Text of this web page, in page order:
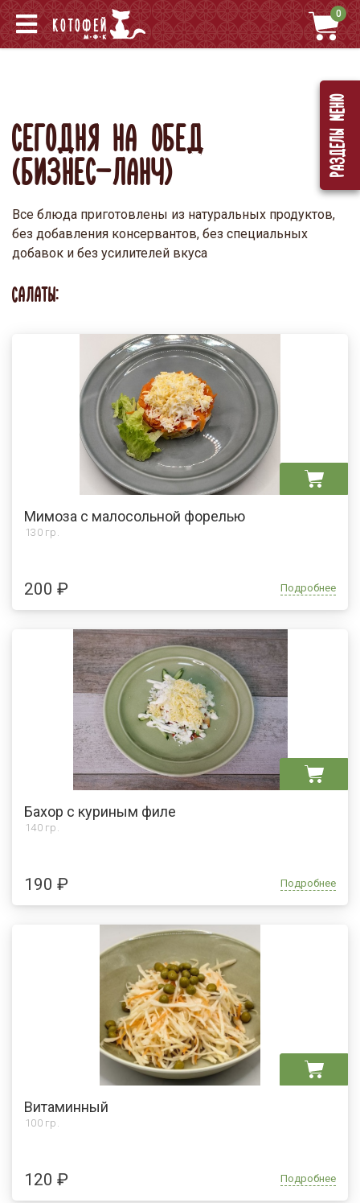
0
Разделы меню
СЕГОДНЯ НА ОБЕД
(БИЗНЕС-ЛАНЧ)
Все блюда приготовлены из натуральных продуктов,
без добавления консервантов, без специальных
добавок и без усилителей вкуса
САЛАТЫ:
Мимоза с малосольной форелью
130 гр.
200 ₽ Подробнее
Бахор с куриным филе
140 гр.
190 ₽ Подробнее
Витаминный
100 гр.
120 ₽ Подробнее